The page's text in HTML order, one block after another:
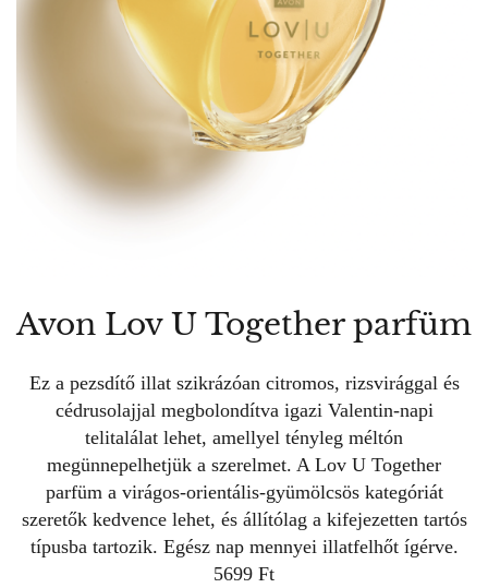
Avon Lov U Together parfüm
Ez a pezsdítő illat szikrázóan citromos, rizsvirággal és
cédrusolajjal megbolondítva igazi Valentin-napi
telitalálat lehet, amellyel tényleg méltón
megünnepelhetjük a szerelmet. A Lov U Together
parfüm a virágos-orientális-gyümölcsös kategóriát
szeretők kedvence lehet, és állítólag a kifejezetten tartós
típusba tartozik. Egész nap mennyei illatfelhőt ígérve.
5699 Ft